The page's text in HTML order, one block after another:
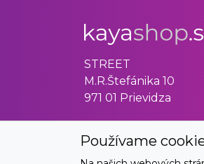
Používame
STREET
M.R.Štefánika 10
971 01 Prievidza